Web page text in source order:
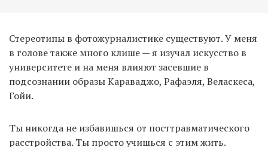
Стереотипы в фотожурналистике существуют. У меня
в голове также много клише — я изучал искусство в
университете и на меня влияют засевшие в
подсознании образы Караваджо, Рафаэля, Веласкеса,
Гойи.
Ты никогда не избавишься от посттравматического
расстройства. Ты просто учишься с этим жить.